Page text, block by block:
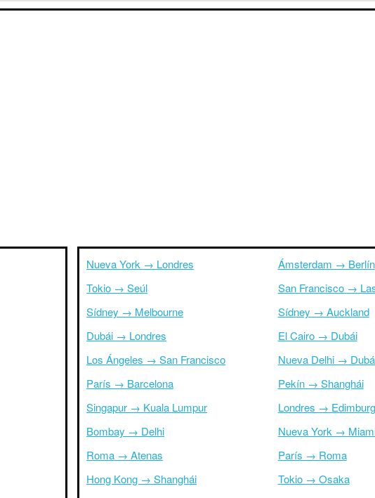
Nueva York → Londres
Tokio → Seúl
Sídney → Melbourne
Dubái → Londres
Los Ángeles → San Francisco
París → Barcelona
Singapur → Kuala Lumpur
Bombay → Delhi
Roma → Atenas
Hong Kong → Shanghái
Ámsterdam → Berlín
San Francisco →
Sídney → Auckland
El Cairo → Dubái
Nueva Delhi →
Pekín → Shanghái
Londres →
Nueva York →
París → Roma
Tokio → Osaka